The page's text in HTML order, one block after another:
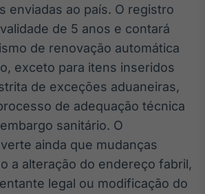
Broadcast
Fundos
A melhor
plataforma para
analisar fundos
de investimento
no Brasil
IA
enviadas ao país. O registro
de 5 anos e contará
de renovação automática
exceto para itens inseridos
de exceções aduaneiras,
de adequação técnica
sanitário. O
ainda que mudanças
a alteração do endereço fabril,
legal ou modificação do